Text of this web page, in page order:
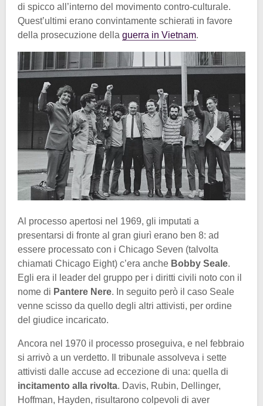
di spicco all’interno del movimento contro-culturale.
Quest’ultimi erano convintamente schierati in favore
della prosecuzione della guerra in Vietnam.
Al processo apertosi nel 1969, gli imputati a
presentarsi di fronte al gran giurì erano ben 8: ad
essere processato con i Chicago Seven (talvolta
chiamati Chicago Eight) c’era anche Bobby Seale.
Egli era il leader del gruppo per i diritti civili noto con il
nome di Pantere Nere. In seguito però il caso Seale
venne scisso da quello degli altri attivisti, per ordine
del giudice incaricato.
Ancora nel 1970 il processo proseguiva, e nel febbraio
si arrivò a un verdetto. Il tribunale assolveva i sette
attivisti dalle accuse ad eccezione di una: quella di
incitamento alla rivolta. Davis, Rubin, Dellinger,
Hoffman, Hayden, risultarono colpevoli di aver